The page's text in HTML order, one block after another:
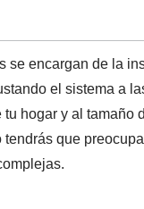
se encargan de la
el sistema a
hogar y al tamaño
tendrás que